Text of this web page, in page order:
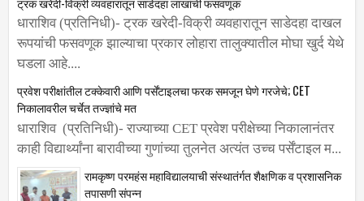
ट्रक खरेदी-विक्री व्यवहारातून साडेदहा लाखांची फसवणूक
धाराशिव (प्रतिनिधी)- ट्रक खरेदी-विक्री व्यवहारातून साडेदहा दाखल
रूपयांची फसवणूक झाल्याचा प्रकार लोहारा तालुक्यातील मोघा खुर्द येथे
प्रवेश परीक्षांतील टक्केवारी आणि पर्सेंटाइलचा फरक समजून घेणे गरजेचे; CET
निकालावरील चर्चेत तज्ज्ञांचे मत
धाराशिव (प्रतिनिधी)- राज्याच्या CET प्रवेश परीक्षेच्या निकालानंतर
काही विद्यार्थ्यांना बारावीच्या गुणांच्या तुलनेत अत्यंत उच्च पर्सेंटाइल म...
रामकृष्ण परमहंस महाविद्यालयाची संस्थातंर्गत शैक्षणिक व प्रशासनिक